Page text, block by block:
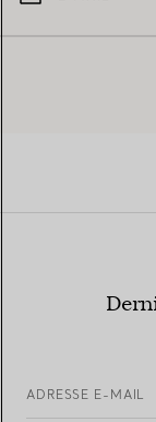
ADRESSE E-MAIL